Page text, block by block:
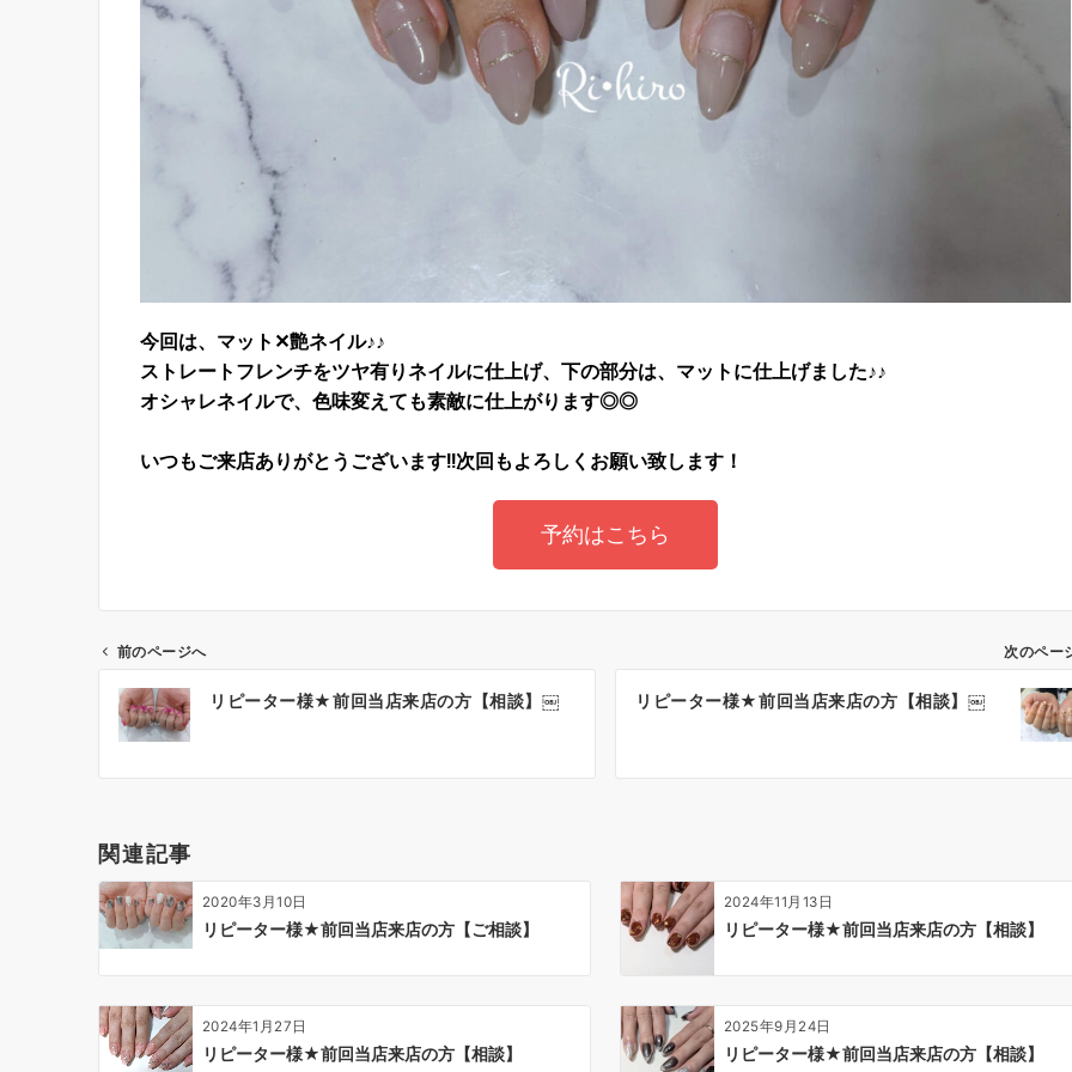
今回は、マット✕艶ネイル♪♪
ストレートフレンチをツヤ有りネイルに仕上げ、下の部分は、マットに仕上げました♪♪
オシャレネイルで、色味変えても素敵に仕上がります◎◎
いつもご来店ありがとうございます!!次回もよろしくお願い致します！
予約はこちら
前のページへ
リピーター様★前回当店来店の方【相談】￼
次のペー
リピーター様★前回当店来店の方【相談】￼
関連記事
2020年3月10日
リピーター様★前回当店来店の方【ご相談】
2024年11月13日
リピーター様★前回当店来店の方【相談】
2024年1月27日
リピーター様★前回当店来店の方【相談】
2025年9月24日
リピーター様★前回当店来店の方【相談】